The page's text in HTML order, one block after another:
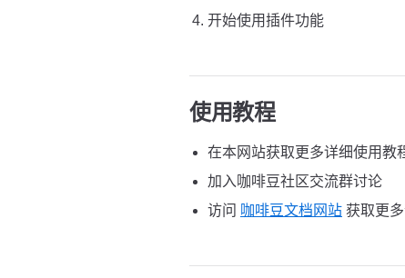
开始使用插件功能
使用教程
在本网站获取更多详细使用教
加入咖啡豆社区交流群讨论
访问 咖啡豆文档网站 获取更